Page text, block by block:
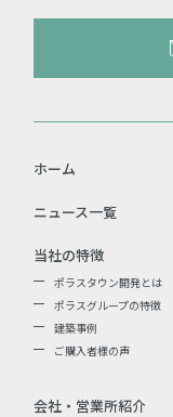
ホーム
ニュース一覧
当社の特徴
ポラスタウン開発とは
ポラスグループの特徴
建築事例
ご購入者様の声
会社・営業所紹介